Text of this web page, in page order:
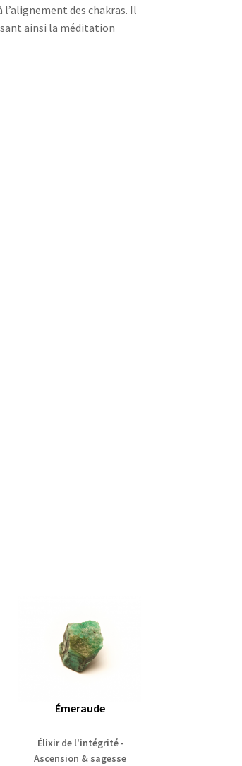
des chakras. Il
ainsi la méditation
Émeraude
Élixir de l'intégrité -
Ascension & sagesse